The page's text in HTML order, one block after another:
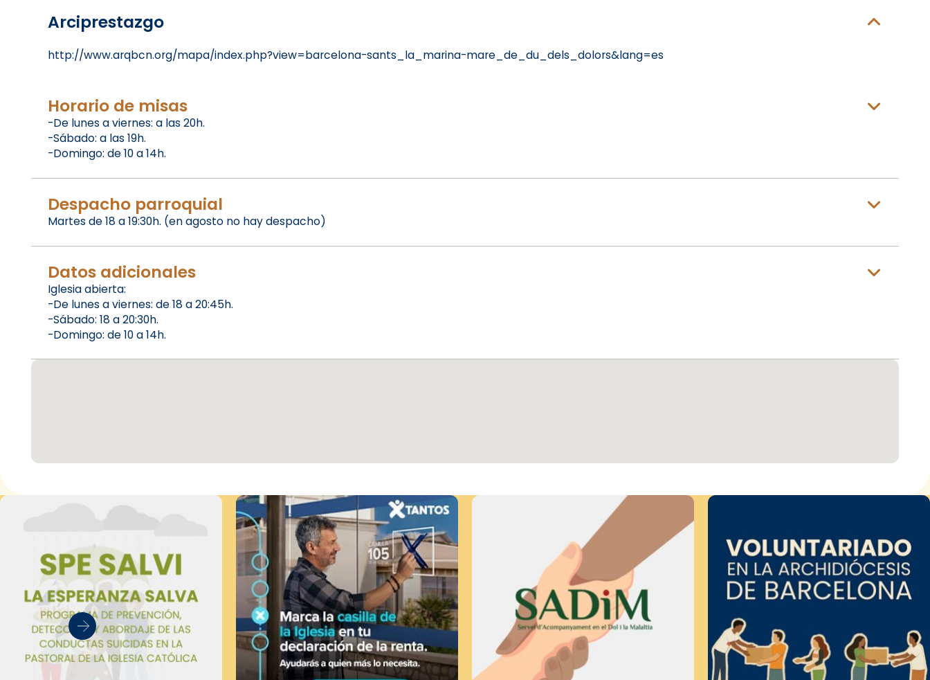
Arciprestazgo
http://www.arqbcn.org/mapa/index.php?view=barcelona-sants_la_marina-mare_de_du_dels_dolors&lang=es
Horario de misas
-De lunes a viernes: a las 20h.
-Sábado: a las 19h.
-Domingo: de 10 a 14h.
Despacho parroquial
Martes de 18 a 19:30h. (en agosto no hay despacho)
Datos adicionales
Iglesia abierta:
-De lunes a viernes: de 18 a 20:45h.
-Sábado: 18 a 20:30h.
-Domingo: de 10 a 14h.